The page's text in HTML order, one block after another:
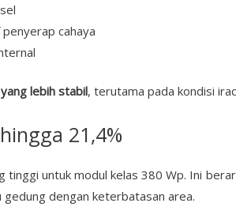
cahaya
lebih stabil, terutama pada kondisi
21,4%
untuk modul kelas 380 Wp. Ini
dengan keterbatasan area.